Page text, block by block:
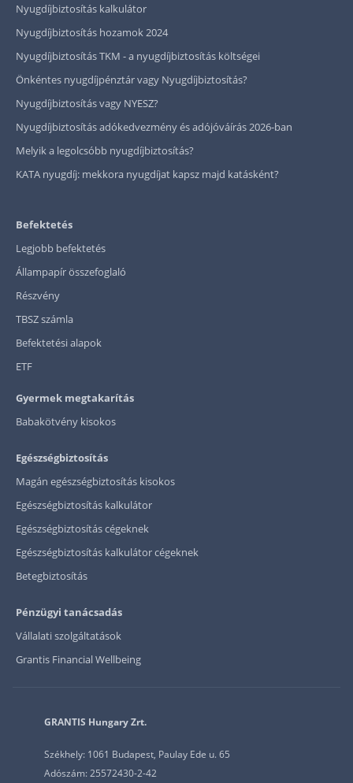
Nyugdíjbiztosítás kalkulátor
Nyugdíjbiztosítás hozamok 2024
Nyugdíjbiztosítás TKM - a nyugdíjbiztosítás költségei
Önkéntes nyugdíjpénztár vagy Nyugdíjbiztosítás?
Nyugdíjbiztosítás vagy NYESZ?
Nyugdíjbiztosítás adókedvezmény és adójóváírás 2026-ban
Melyik a legolcsóbb nyugdíjbiztosítás?
KATA nyugdíj: mekkora nyugdíjat kapsz majd katásként?
Befektetés
Legjobb befektetés
Állampapír összefoglaló
Részvény
TBSZ számla
Befektetési alapok
ETF
Gyermek megtakarítás
Babakötvény kisokos
Egészségbiztosítás
Magán egészségbiztosítás kisokos
Egészségbiztosítás kalkulátor
Egészségbiztosítás cégeknek
Egészségbiztosítás kalkulátor cégeknek
Betegbiztosítás
Pénzügyi tanácsadás
Vállalati szolgáltatások
Grantis Financial Wellbeing
GRANTIS Hungary Zrt.
Székhely: 1061 Budapest, Paulay Ede u. 65
Adószám: 25572430-2-42